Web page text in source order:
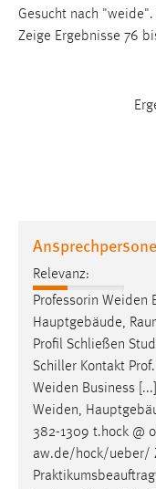
Gesucht nach "weide".
Zeige Ergebnisse 76
Relevanz:
Professorin Weiden
Hauptgebäude,
Profil Schließen
Schiller Kontakt
Weiden Business
Weiden,
382-1309 t.hock @
aw.de/hock/ueber/
Name:
Dieser Cookie
Performance
Name:
staticfilecache
Zweck:
Für performante
gespeichert, ob
Name:
site-language-